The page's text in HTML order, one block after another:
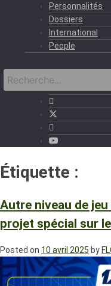
Personnalités
Dossiers
International
People
Étiquette :
Autre niveau de
projet spécial sur
Posted on 10 avril 2025 by